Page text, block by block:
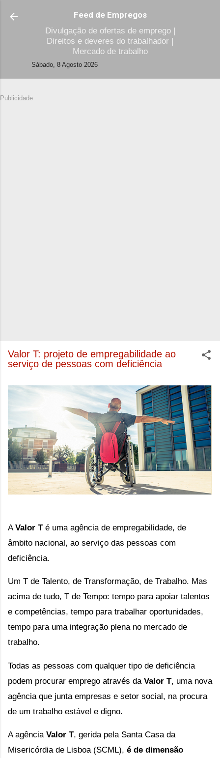
Avançar para o conteúdo principal
Feed de Empregos
Divulgação de ofertas de emprego |
Direitos e deveres do trabalhador |
Mercado de trabalho
Sábado, 8 Agosto 2026
Publicidade
Valor T: projeto de empregabilidade ao
serviço de pessoas com deficiência
A Valor T é uma agência de empregabilidade, de
âmbito nacional, ao serviço das pessoas com
deficiência.
Um T de Talento, de Transformação, de Trabalho. Mas
acima de tudo, T de Tempo: tempo para apoiar talentos
e competências, tempo para trabalhar oportunidades,
tempo para uma integração plena no mercado de
trabalho.
Todas as pessoas com qualquer tipo de deficiência
podem procurar emprego através da Valor T, uma nova
agência que junta empresas e setor social, na procura
de um trabalho estável e digno.
A agência Valor T, gerida pela Santa Casa da
Misericórdia de Lisboa (SCML), é de dimensão